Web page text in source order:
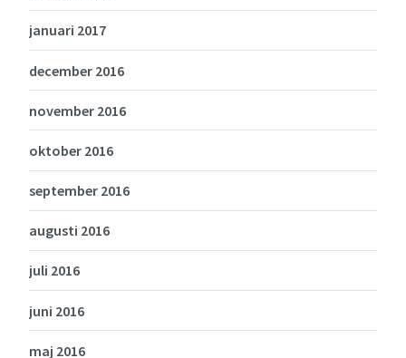
januari 2017
december 2016
november 2016
oktober 2016
september 2016
augusti 2016
juli 2016
juni 2016
maj 2016